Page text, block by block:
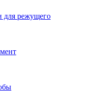
для режущего